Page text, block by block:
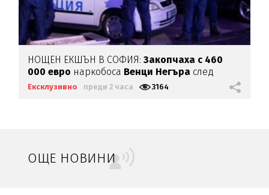
НОЩЕН ЕКШЪН В СОФИЯ:Закопчаха с 460
000 евро наркобоса Венци Негъра след
бясна гонка
Ексклузивно преди 2 часа 3164
ОЩЕ НОВИНИ